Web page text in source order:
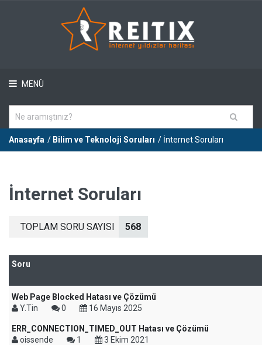
MENÜ
Anasayfa / Bilim ve Teknoloji Soruları / İnternet Soruları
İnternet Soruları
TOPLAM SORU SAYISI 568
Soru
Web Page Blocked Hatası ve Çözümü
Y.Tin
0 16 Mayıs 2025
ERR_CONNECTION_TIMED_OUT Hatası ve Çözümü
oissende
1 3 Ekim 2021